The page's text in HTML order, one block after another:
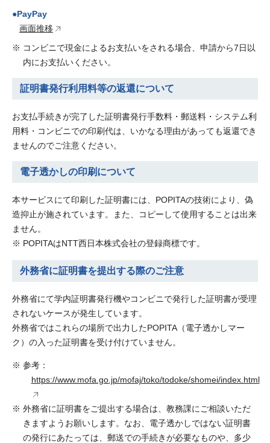
●PayPay
画面推移
コンビニで現金によるお支払いをされる場合、申請から7日以
内にお支払いください。
証明書発行利用料等の返還について
お支払手続きが完了した証明書発行手数料・郵送料・システム利
用料・コンビニでの印刷代は、いかなる理由があっても返還でき
ませんのでご注意ください。
電子透かしの印刷について
本サービスにて印刷した証明書には、POPITAの技術により、偽
造抑止が施されています。また、コピーして使用することは出来
ません。
POPITAはNTT西日本株式会社の登録商標です。
外務省に証明書を提出する際のご注意
外務省にて学内証明書発行機やコンビニで発行した証明書が受理
されないケースが発生しています。
外務省ではこれらの場所で出力したPOPITA（電子透かしマー
ク）の入った証明書を受け付けていません。
参考：
https://www.mofa.go.jp/mofaj/toko/todoke/shomei/index.html
外務省に証明書をご提出する場合は、教務課にご相談いただ
きますようお願いします。なお、電子透かしではない証明書
の発行にあたっては、郵送での手続きが必要なものや、多少